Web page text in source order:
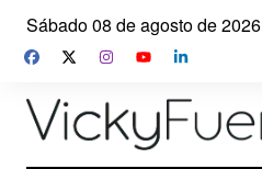
Saltar
contenido
Sábado 08 de agosto de 2026